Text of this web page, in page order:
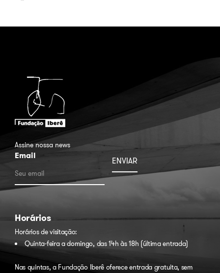
Assine nossa news
Email
Horários
Horários de visitação:
Quinta-feira a domingo, das 14h às 18h (última entrada)
Nas quintas, a Fundação Iberê oferece entrada gratuita, sem